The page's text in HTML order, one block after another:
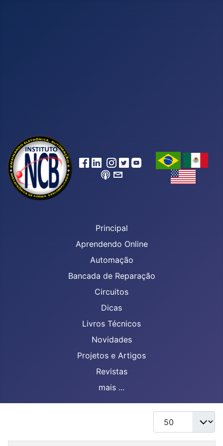
Principal
Aprendendo Online
Automação
Bancada de Reparação
Circuitos
Dicas
Livros Técnicos
Novidades
Projetos e Artigos
Revistas
mais ...
Mostrar #